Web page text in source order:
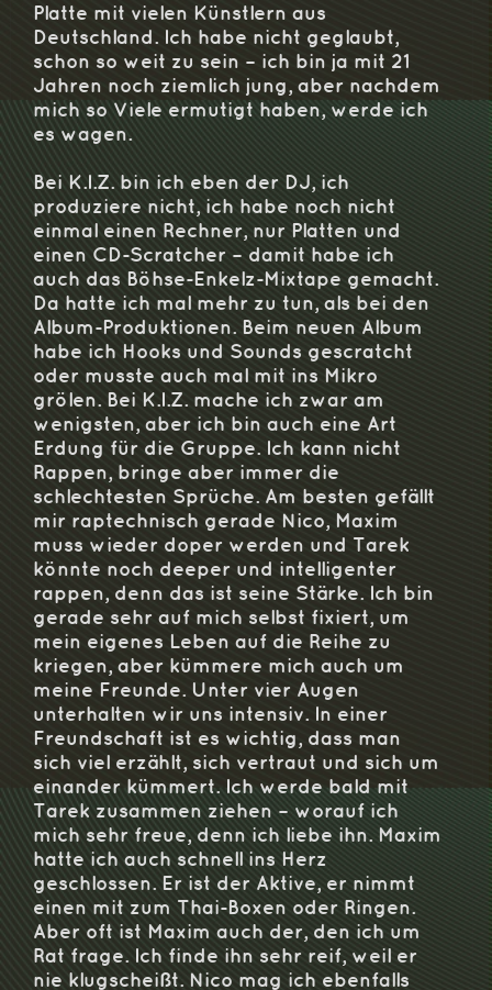
Platte mit vielen Künstlern aus
Deutschland. Ich habe nicht geglaubt,
schon so weit zu sein – ich bin ja mit 21
Jahren noch ziemlich jung, aber nachdem
mich so Viele ermutigt haben, werde ich
es wagen.
Bei K.I.Z. bin ich eben der DJ, ich
produziere nicht, ich habe noch nicht
einmal einen Rechner, nur Platten und
einen CD-Scratcher – damit habe ich
auch das Böhse-Enkelz-Mixtape gemacht.
Da hatte ich mal mehr zu tun, als bei den
Album-Produktionen. Beim neuen Album
habe ich Hooks und Sounds gescratcht
oder musste auch mal mit ins Mikro
grölen. Bei K.I.Z. mache ich zwar am
wenigsten, aber ich bin auch eine Art
Erdung für die Gruppe. Ich kann nicht
Rappen, bringe aber immer die
schlechtesten Sprüche. Am besten gefällt
mir raptechnisch gerade Nico, Maxim
muss wieder doper werden und Tarek
könnte noch deeper und intelligenter
rappen, denn das ist seine Stärke. Ich bin
gerade sehr auf mich selbst fixiert, um
mein eigenes Leben auf die Reihe zu
kriegen, aber kümmere mich auch um
meine Freunde. Unter vier Augen
unterhalten wir uns intensiv. In einer
Freundschaft ist es wichtig, dass man
sich viel erzählt, sich vertraut und sich um
einander kümmert. Ich werde bald mit
Tarek zusammen ziehen – worauf ich
mich sehr freue, denn ich liebe ihn. Maxim
hatte ich auch schnell ins Herz
geschlossen. Er ist der Aktive, er nimmt
einen mit zum Thai-Boxen oder Ringen.
Aber oft ist Maxim auch der, den ich um
Rat frage. Ich finde ihn sehr reif, weil er
nie klugscheißt. Nico mag ich ebenfalls